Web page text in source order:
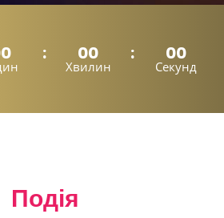
00
Хвилин
00
Секунд
Подія